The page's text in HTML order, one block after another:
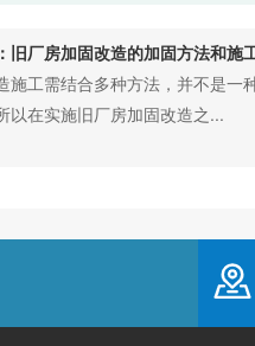
旧厂房加固改造的加固方法和施
施工需结合多种方法，并不是
以在实施旧厂房加固改造之...